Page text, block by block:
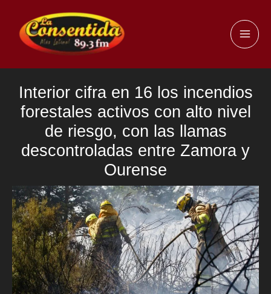
contenido
Interior cifra en 16 los incendios
forestales activos con alto nivel
de riesgo, con las llamas
descontroladas entre Zamora y
Ourense